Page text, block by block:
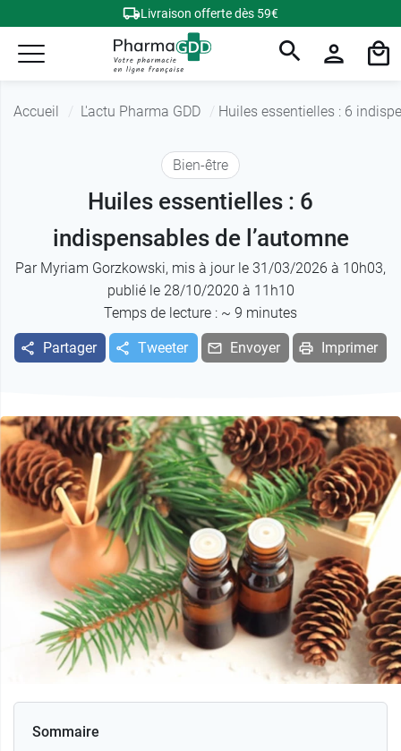
Livraison offerte dès 59€
Accueil L'actu Pharma GDD Huiles essentielles : 6
Bien-être
Huiles essentielles : 6
indispensables de l’automne
Par Myriam Gorzkowski, mis à jour le 31/03/2026 à 10h03,
publié le 28/10/2020 à 11h10
Temps de lecture : ~ 9 minutes
Partager Tweeter Envoyer Imprimer
Sommaire